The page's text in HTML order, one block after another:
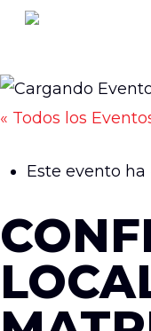
Skip
main
content
« Todos los
Este evento ha